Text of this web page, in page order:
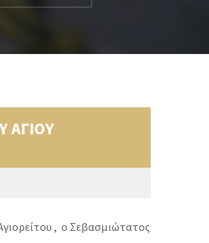
ΑΓΙΟΥ
, ο Σεβασμιώτατος